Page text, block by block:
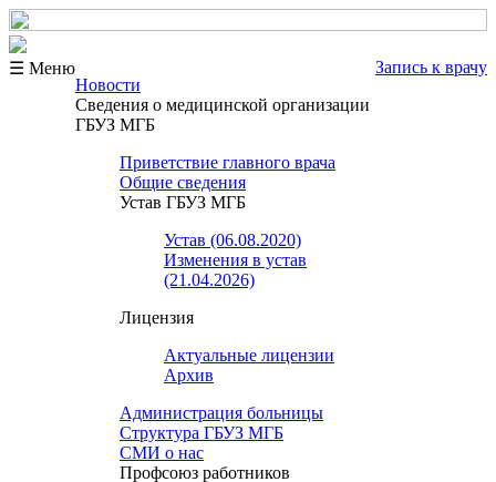
☰ Меню
Запись к врачу
Новости
Сведения о медицинской организации
ГБУЗ МГБ
Приветствие главного врача
Общие сведения
Устав ГБУЗ МГБ
Устав (06.08.2020)
Изменения в устав
(21.04.2026)
Лицензия
Актуальные лицензии
Архив
Администрация больницы
Структура ГБУЗ МГБ
СМИ о нас
Профсоюз работников